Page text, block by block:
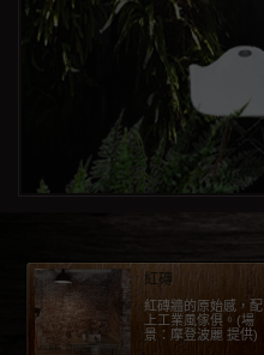
紅磚
紅磚牆的原始感，配
上工業風傢俱。(場
景：摩登波麗 提供)